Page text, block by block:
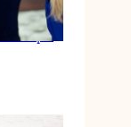
simple